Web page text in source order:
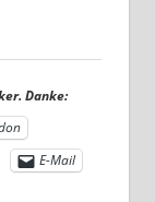
Danke:
E-Mail